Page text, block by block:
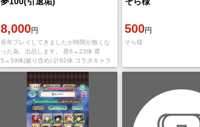
8,000円
長年プレイしてきましたが時間が無くな
った為、出品します。 星6→23体 星
5→59体(被り含め) 計82体 コラボキャラ
多数います。 ぐでたまコラボ(ぐでたま)
エイプリルフール(たまご･謎
500円
そら様